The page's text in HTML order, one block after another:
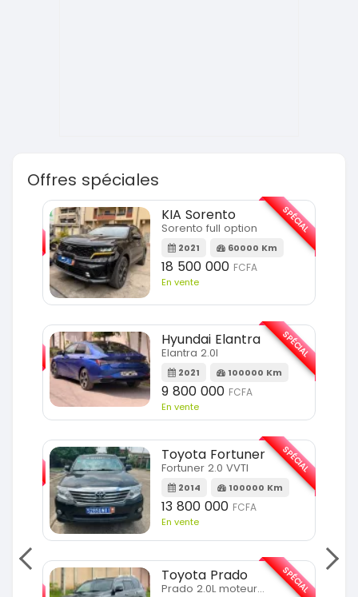
Offres spéciales
SPÉCIAL
KIA Sorento
Sorento full option
2021 60000 Km
18 500 000 FCFA
En vente
SPÉCIAL
Hyundai Elantra
Elantra 2.0l
2021 100000 Km
9 800 000 FCFA
En vente
SPÉCIAL
Toyota Fortuner
Fortuner 2.0 VVTI
2014 100000 Km
13 800 000 FCFA
En vente
SPÉCIAL
Toyota Prado
Prado 2.0L moteur d4d SPÉCIAL